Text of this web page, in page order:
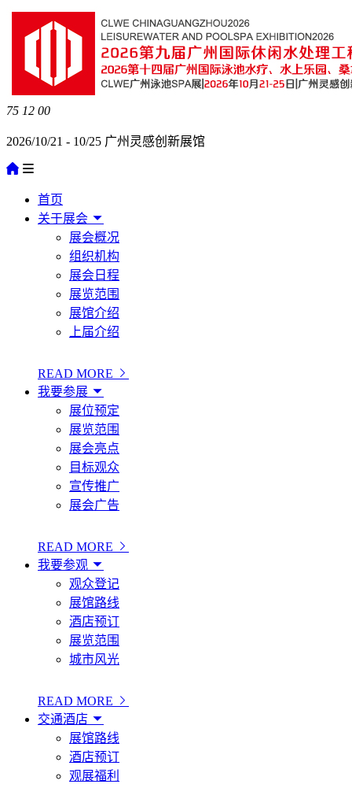
75 12 00
2026/10/21 - 10/25 广州灵感创新展馆
首页
关于展会
展会概况
组织机构
展会日程
展览范围
展馆介绍
上届介绍
READ MORE
我要参展
展位预定
展览范围
展会亮点
目标观众
宣传推广
展会广告
READ MORE
我要参观
观众登记
展馆路线
酒店预订
展览范围
城市风光
READ MORE
交通酒店
展馆路线
酒店预订
观展福利